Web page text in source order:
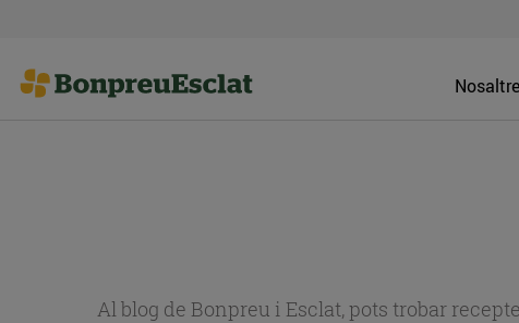
Al blog de Bonpreu i Esclat, pots trobar